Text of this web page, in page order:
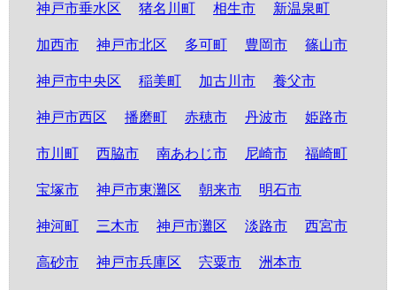
神戸市垂水区
猪名川町 相生市 新温泉町
加西市 神戸市北区 多可町 豊岡市 篠山市
神戸市中央区 稲美町 加古川市 養父市
神戸市西区 播磨町 赤穂市 丹波市 姫路市
市川町 西脇市 南あわじ市 尼崎市 福崎町
宝塚市 神戸市東灘区 朝来市 明石市
神河町 三木市 神戸市灘区 淡路市 西宮市
高砂市 神戸市兵庫区 宍粟市 洲本市